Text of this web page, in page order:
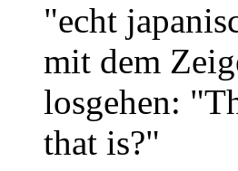
"echt
mit dem
losgehen:
that is?"